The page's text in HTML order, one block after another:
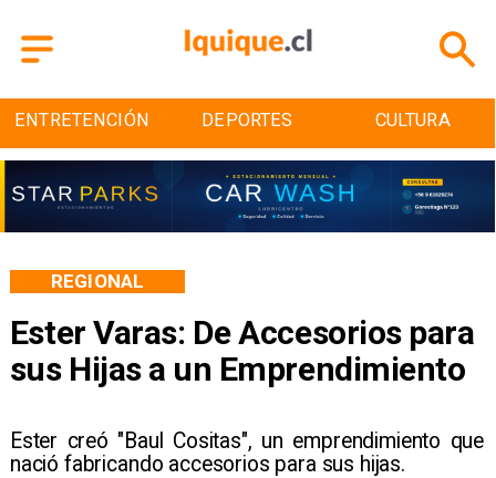
DEPORTES CULTURA TURISMO
Ester Varas: De Accesorios para
sus Hijas a un Emprendimiento
​Ester creó "Baul Cositas", un emprendimiento que
nació fabricando accesorios para sus hijas.
REGIONAL